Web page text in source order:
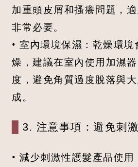
加重頭皮屑和搔癢問題，
非常必要。
• 室內環境保濕：乾燥環境
燥，建議在室內使用加濕
度，避免角質過度脫落與
成。
3. 注意事項：避免刺
• 減少刺激性護髮產品使用